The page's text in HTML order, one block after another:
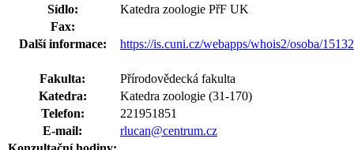
Sídlo:
Katedra zoologie PřF UK
Fax:
Další informace:
https://is.cuni.cz/webapps/whois2/osoba/
Fakulta:
Přírodovědecká fakulta
Katedra:
Katedra zoologie (31-170)
Telefon:
221951851
E-mail:
rlucan@centrum.cz